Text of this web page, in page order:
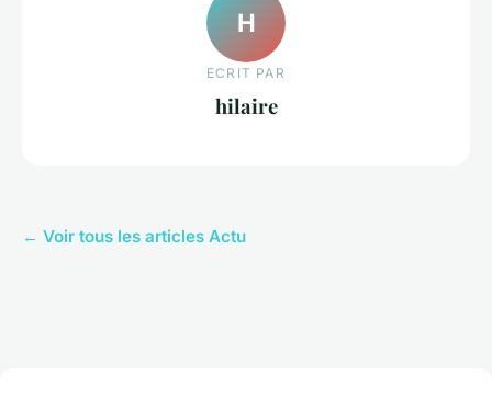
H
ECRIT PAR
hilaire
← Voir tous les articles Actu